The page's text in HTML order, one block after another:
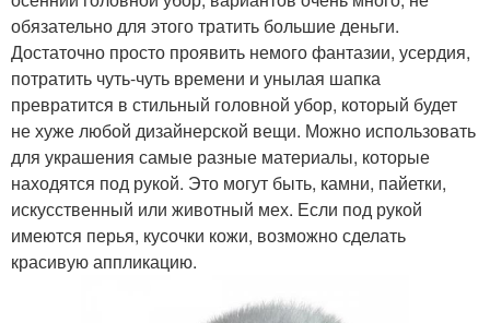
обязательно для этого тратить большие деньги.
Достаточно просто проявить немого фантазии, усердия,
потратить чуть-чуть времени и унылая шапка
превратится в стильный головной убор, который будет
не хуже любой дизайнерской вещи. Можно использовать
для украшения самые разные материалы, которые
находятся под рукой. Это могут быть, камни, пайетки,
искусственный или животный мех. Если под рукой
имеются перья, кусочки кожи, возможно сделать
красивую аппликацию.